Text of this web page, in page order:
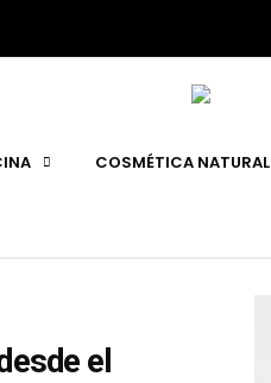
COSMÉTICA NATURAL
el